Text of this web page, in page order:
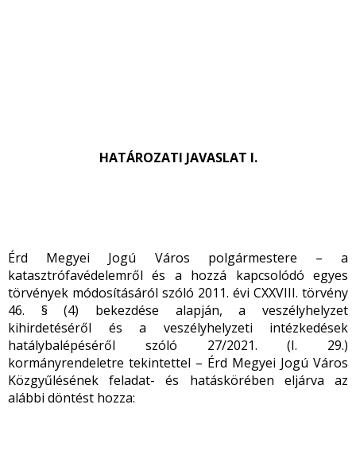
HATÁROZATI JAVASLAT I.
Érd Megyei Jogú Város polgármestere – a
katasztrófavédelemről és a hozzá kapcsolódó egyes
törvények módosításáról szóló 2011. évi CXXVIII. törvény
46. § (4) bekezdése alapján, a veszélyhelyzet
kihirdetéséről és a veszélyhelyzeti intézkedések
hatálybalépéséről szóló 27/2021. (I. 29.)
kormányrendeletre tekintettel – Érd Megyei Jogú Város
Közgyűlésének feladat- és hatáskörében eljárva az
alábbi döntést hozza: